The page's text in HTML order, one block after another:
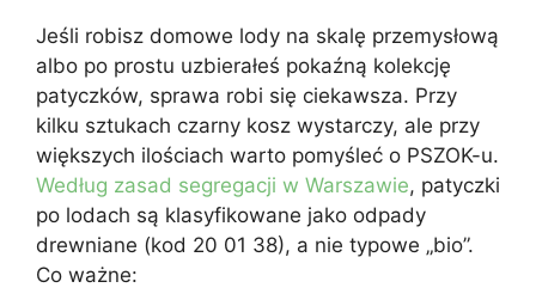
Jeśli robisz domowe lody na skalę przemysłową
albo po prostu uzbierałeś pokaźną kolekcję
patyczków, sprawa robi się ciekawsza. Przy
kilku sztukach czarny kosz wystarczy, ale przy
większych ilościach warto pomyśleć o PSZOK-u.
Według zasad segregacji w Warszawie, patyczki
po lodach są klasyfikowane jako odpady
drewniane (kod 20 01 38), a nie typowe „bio”.
Co ważne: